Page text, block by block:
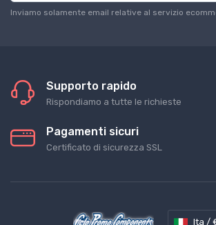
Inviamo solamente email relative al servizio
Supporto rapido
Rispondiamo a tutte le richieste
Pagamenti sicuri
Certificato di sicurezza SSL
Ita /